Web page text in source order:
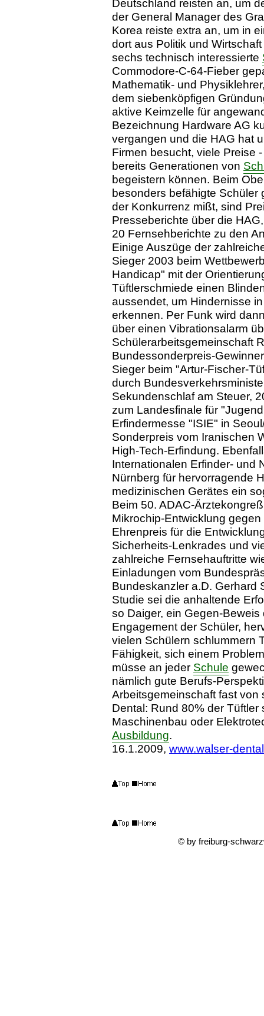
Deutschland reisten an, um
der General Manager des
Korea reiste extra an, um in
dort aus Politik und
sechs technisch interessierte
Commodore-C-64-Fieber
Mathematik- und
dem siebenköpfigen
aktive Keimzelle für
Bezeichnung Hardware AG
vergangen und die HAG hat
Firmen besucht, viele Preise
bereits Generationen von
begeistern können. Beim
besonders befähigte Schüler
der Konkurrenz mißt, sind
Presseberichte über die
20 Fernsehberichte zu den
Einige Auszüge der
Sieger 2003 beim
Handicap" mit der
Tüftlerschmiede einen
aussendet, um Hindernisse
erkennen. Per Funk wird
über einen Vibrationsalarm
Schülerarbeitsgemeinschaft
Bundessonderpreis-
Sieger beim "Artur-Fischer-
durch
Sekundenschlaf am Steuer,
zum Landesfinale für
Erfindermesse "ISIE" in
Sonderpreis vom Iranischen
High-Tech-Erfindung.
Internationalen Erfinder- und
Nürnberg für hervorragende
medizinischen Gerätes ein
Beim 50. ADAC-
Mikrochip-Entwicklung
Ehrenpreis für die
Sicherheits-Lenkrades und
zahlreiche Fernsehauftritte
Einladungen vom
Bundeskanzler a.D. Gerhard
Studie sei die anhaltende
so Daiger, ein Gegen-
Engagement der Schüler,
vielen Schülern schlummern
Fähigkeit, sich einem
müsse an jeder Schule
nämlich gute Berufs-
Arbeitsgemeinschaft fast von
Dental: Rund 80% der
Maschinenbau oder
Ausbildung.
16.1.2009, www.walser-
© by freiburg-